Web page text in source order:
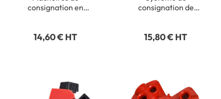
consignation en
14,60 € HT
consignation de
15,80 € HT